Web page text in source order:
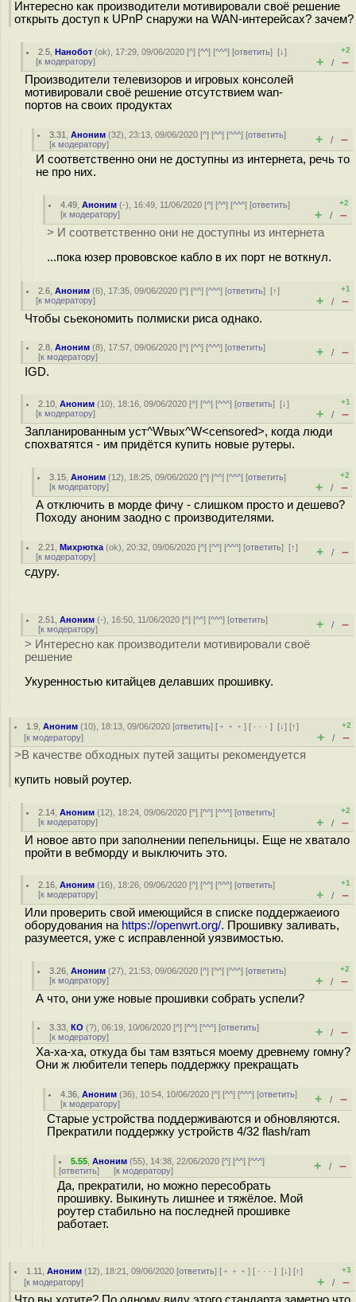
Интересно как производители мотивировали своё решение
открыть доступ к UPnP снаружи на WAN-интерейсах? зачем?
2.5 ,Нанобот (ok), 17:29, 09/06/2020 [^] [^^] [^^^] [ответить][↓]
[к модератору]
+2
+ / –
Производители телевизоров и игровых консолей
мотивировали своё решение отсутствием wan-
портов на своих продуктах
3.31 ,Аноним (32), 23:13, 09/06/2020 [^] [^^] [^^^] [ответить]
[к модератору] + / –
И соответственно они не доступны из интернета, речь то
не про них.
4.49 ,Аноним (-), 16:49, 11/06/2020 [^] [^^] [^^^] [ответить]
[к модератору]
+2
+ / –
> И соответственно они не доступны из интернета
...пока юзер прововское кабло в их порт не воткнул.
2.6 ,Аноним (6), 17:35, 09/06/2020 [^] [^^] [^^^] [ответить][↑]
[к модератору]
+1
+ / –
Чтобы сьекономить полмиски риса однако.
2.8 ,Аноним (8), 17:57, 09/06/2020 [^] [^^] [^^^] [ответить]
[к модератору] + / –
IGD.
2.10 ,Аноним (10), 18:16, 09/06/2020 [^] [^^] [^^^] [ответить][↓]
[к модератору]
+1
+ / –
Запланированным уст^Wвых^W<censored>, когда люди
спохватятся - им придётся купить новые рутеры.
3.15 ,Аноним (12), 18:25, 09/06/2020 [^] [^^] [^^^] [ответить]
[к модератору]
+2
+ / –
А отключить в морде фичу - слишком просто и дешево?
Походу аноним заодно с производителями.
2.21 ,Михрютка (ok), 20:32, 09/06/2020 [^] [^^] [^^^] [ответить][↑]
[к модератору] + / –
сдуру.
2.51 ,Аноним (-), 16:50, 11/06/2020 [^] [^^] [^^^] [ответить]
[к модератору] + / –
> Интересно как производители мотивировали своё
решение
Укуренностью китайцев делавших прошивку.
1.9 ,Аноним (10), 18:13, 09/06/2020 [ответить] [ ﹢﹢﹢] [ · · ·][↓] [↑]
[к модератору]
+2
+ / –
>В качестве обходных путей защиты рекомендуется
купить новый роутер.
2.14 ,Аноним (12), 18:24, 09/06/2020 [^] [^^] [^^^] [ответить]
[к модератору]
+2
+ / –
И новое авто при заполнении пепельницы. Еще не хватало
пройти в вебморду и выключить это.
2.16 ,Аноним (16), 18:26, 09/06/2020 [^] [^^] [^^^] [ответить]
[к модератору]
+1
+ / –
Или проверить свой имеющийся в списке поддержаеиого
оборудования на https://openwrt.org/. Прошивку заливать,
разумеется, уже с исправленной уязвимостью.
3.26 ,Аноним (27), 21:53, 09/06/2020 [^] [^^] [^^^] [ответить]
[к модератору]
+2
+ / –
А что, они уже новые прошивки собрать успели?
3.33 ,КО (?), 06:19, 10/06/2020 [^] [^^] [^^^] [ответить]
[к модератору] + / –
Ха-ха-ха, откуда бы там взяться моему древнему гомну?
Они ж любители теперь поддержку прекращать
4.36 ,Аноним (36), 10:54, 10/06/2020 [^] [^^] [^^^] [ответить]
[к модератору] + / –
Старые устройства поддерживаются и обновляются.
Прекратили поддержку устройств 4/32 flash/ram
5.55 ,Аноним (55), 14:38, 22/06/2020 [^] [^^] [^^^]
[ответить] [к модератору] + / –
Да, прекратили, но можно пересобрать
прошивку. Выкинуть лишнее и тяжёлое. Мой
роутер стабильно на последней прошивке
работает.
1.11 ,Аноним (12), 18:21, 09/06/2020 [ответить] [ ﹢﹢﹢] [ · · ·][↓] [↑]
[к модератору]
+3
+ / –